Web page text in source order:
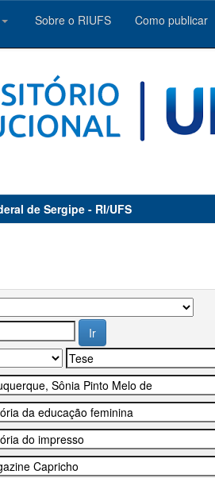
Sobre o RIUFS Como publicar
de Sergipe - RI/UFS